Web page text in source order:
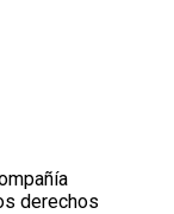
derechos